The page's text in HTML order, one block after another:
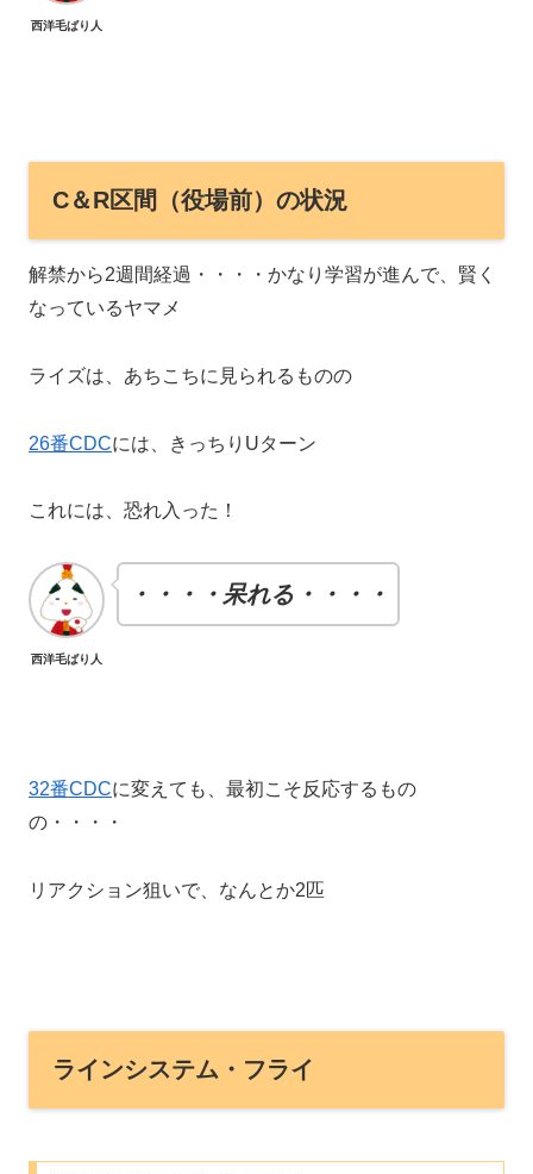
西洋毛ばり人
C＆R区間（役場前）の状況
解禁から2週間経過・・・・かなり学習が進んで、賢く
なっているヤマメ
ライズは、あちこちに見られるものの
26番CDCには、きっちりUターン
これには、恐れ入った！
西洋毛ばり人
・・・・呆れる・・・・
32番CDCに変えても、最初こそ反応するもの
の・・・・
リアクション狙いで、なんとか2匹
ラインシステム・フライ